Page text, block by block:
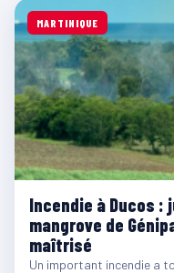
MARTINIQUE
Incendie à Ducos :
mangrove de
maîtrisé
Un important incendie a